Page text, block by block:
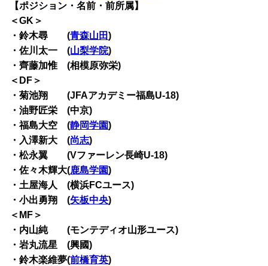
【ポジション・名前・前所属】
＜GK＞
・鈴木尋 (青森山田)
・佐川太一 (山梨学院)
・齊藤加惟 (相模原弥栄)
＜DF＞
・菊池翔 (JFAアカデミー福島U-18)
・油野匠栄 (中京)
・福島大空 (静岡学園)
・入澤新大 (尚志)
・松永翼 (Vファーレン長崎U-18)
・佐々木輝大(鹿島学園)
・土屋海人 (横浜FCユース)
・小出勇翔 (矢板中央)
＜MF＞
・内山純 (モンテディオ山形ユース)
・岩丸流星 (興國)
・鈴木楽維夢(前橋育英)